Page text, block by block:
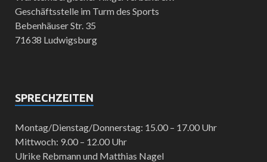
Geschäftsstelle im Turm des Sports
Bebenhäuser Str. 35
71638 Ludwigsburg
SPRECHZEITEN
Montag/Dienstag/Donnerstag: 15.00 – 17.00 Uhr
Mittwoch: 9.00 – 12.00 Uhr
Ulrike Rebmann und Matthias Nagel